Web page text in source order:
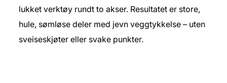
lukket verktøy rundt to akser. Resultatet er store,
hule, sømløse deler med jevn veggtykkelse – uten
sveiseskjøter eller svake punkter.